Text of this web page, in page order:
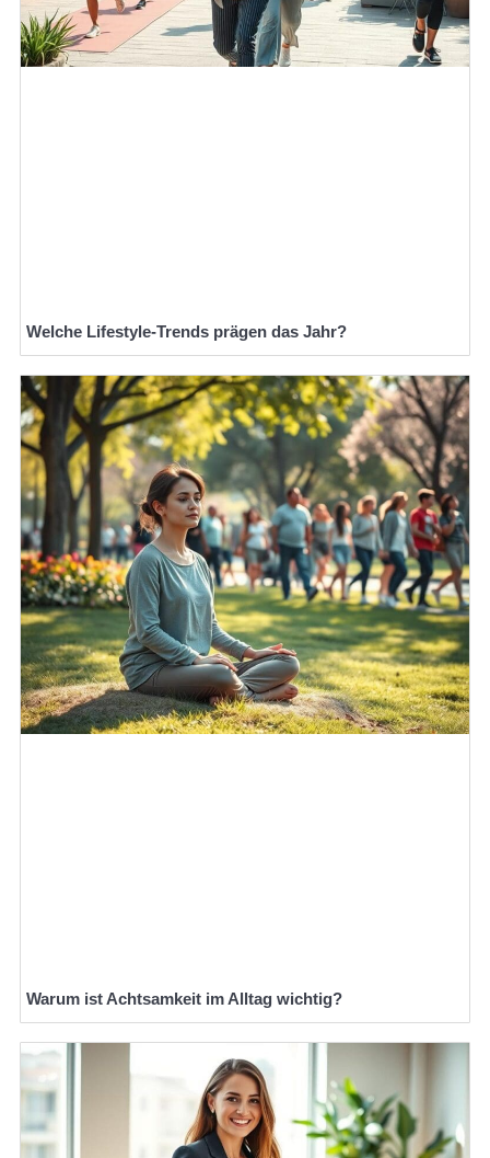
Welche Lifestyle-Trends prägen das Jahr?
Warum ist Achtsamkeit im Alltag wichtig?